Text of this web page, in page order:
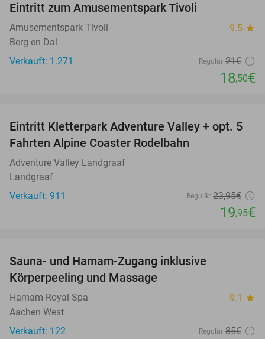
Eintritt zum Amusementspark Tivoli
Amusementspark Tivoli 9.5 star
Berg en Dal
Verkauft: 1.271
Regulär 21€
18,50€
17%
Eintritt Kletterpark Adventure Valley + opt. 5
Fahrten Alpine Coaster Rodelbahn
Adventure Valley Landgraaf
Landgraaf
Verkauft: 911
Regulär 23,95€
19,95€
Sauna- und Hamam-Zugang inklusive
Körperpeeling und Massage
Hamam Royal Spa 9.1 star
Aachen West
Verkauft: 122
Regulär 85€